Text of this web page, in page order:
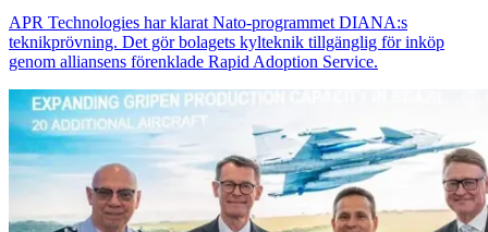
APR Technologies har klarat Nato-programmet DIANA:s
teknikprövning. Det gör bolagets kylteknik tillgänglig för inköp
genom alliansens förenklade Rapid Adoption Service.